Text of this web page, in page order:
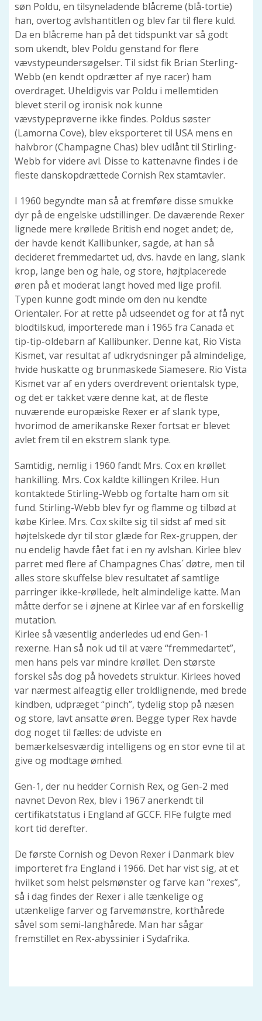
søn Poldu, en tilsyneladende blåcreme (blå-tortie)
han, overtog avlshantitlen og blev far til flere kuld.
Da en blåcreme han på det tidspunkt var så godt
som ukendt, blev Poldu genstand for flere
vævstypeundersøgelser. Til sidst fik Brian Sterling-
Webb (en kendt opdrætter af nye racer) ham
overdraget. Uheldigvis var Poldu i mellemtiden
blevet steril og ironisk nok kunne
vævstypeprøverne ikke findes. Poldus søster
(Lamorna Cove), blev eksporteret til USA mens en
halvbror (Champagne Chas) blev udlånt til Stirling-
Webb for videre avl. Disse to kattenavne findes i de
fleste danskopdrættede Cornish Rex stamtavler.
I 1960 begyndte man så at fremføre disse smukke
dyr på de engelske udstillinger. De daværende Rexer
lignede mere krøllede British end noget andet; de,
der havde kendt Kallibunker, sagde, at han så
decideret fremmedartet ud, dvs. havde en lang, slank
krop, lange ben og hale, og store, højtplacerede
øren på et moderat langt hoved med lige profil.
Typen kunne godt minde om den nu kendte
Orientaler. For at rette på udseendet og for at få nyt
blodtilskud, importerede man i 1965 fra Canada et
tip-tip-oldebarn af Kallibunker. Denne kat, Rio Vista
Kismet, var resultat af udkrydsninger på almindelige,
hvide huskatte og brunmaskede Siamesere. Rio Vista
Kismet var af en yders overdrevent orientalsk type,
og det er takket være denne kat, at de fleste
nuværende europæiske Rexer er af slank type,
hvorimod de amerikanske Rexer fortsat er blevet
avlet frem til en ekstrem slank type.
Samtidig, nemlig i 1960 fandt Mrs. Cox en krøllet
hankilling. Mrs. Cox kaldte killingen Krilee. Hun
kontaktede Stirling-Webb og fortalte ham om sit
fund. Stirling-Webb blev fyr og flamme og tilbød at
købe Kirlee. Mrs. Cox skilte sig til sidst af med sit
højtelskede dyr til stor glæde for Rex-gruppen, der
nu endelig havde fået fat i en ny avlshan. Kirlee blev
parret med flere af Champagnes Chas´ døtre, men til
alles store skuffelse blev resultatet af samtlige
parringer ikke-krøllede, helt almindelige katte. Man
måtte derfor se i øjnene at Kirlee var af en forskellig
mutation.
Kirlee så væsentlig anderledes ud end Gen-1
rexerne. Han så nok ud til at være “fremmedartet”,
men hans pels var mindre krøllet. Den største
forskel sås dog på hovedets struktur. Kirlees hoved
var nærmest alfeagtig eller troldlignende, med brede
kindben, udpræget “pinch”, tydelig stop på næsen
og store, lavt ansatte øren. Begge typer Rex havde
dog noget til fælles: de udviste en
bemærkelsesværdig intelligens og en stor evne til at
give og modtage ømhed.
Gen-1, der nu hedder Cornish Rex, og Gen-2 med
navnet Devon Rex, blev i 1967 anerkendt til
certifikatstatus i England af GCCF. FIFe fulgte med
kort tid derefter.
De første Cornish og Devon Rexer i Danmark blev
importeret fra England i 1966. Det har vist sig, at et
hvilket som helst pelsmønster og farve kan “rexes”,
så i dag findes der Rexer i alle tænkelige og
utænkelige farver og farvemønstre, korthårede
såvel som semi-langhårede. Man har sågar
fremstillet en Rex-abyssinier i Sydafrika.